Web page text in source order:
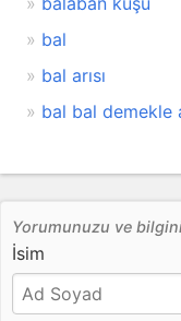
bal
bal arısı
bal bal demekle
Yorumunuzu ve
İsim